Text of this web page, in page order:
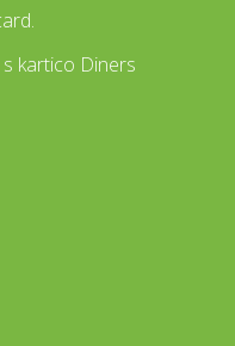
kartico Diners